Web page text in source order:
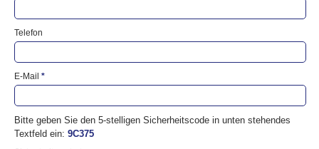
Telefon
E-Mail *
Bitte geben Sie den 5-stelligen Sicherheitscode in unten stehendes
Textfeld ein: 9C375